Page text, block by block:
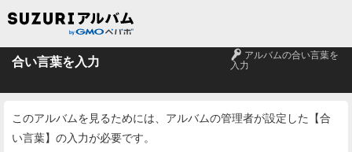
合い言葉を入力 🔑 アルバムの合い言葉を
入力
このアルバムを見るためには、アルバムの管理者が設定した【合
い言葉】の入力が必要です。